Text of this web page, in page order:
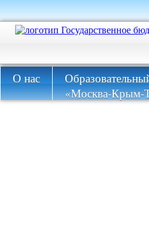
О нас
«Москва-Крым-